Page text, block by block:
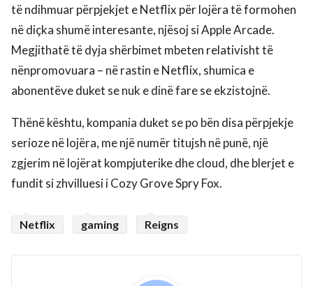
të ndihmuar përpjekjet e Netflix për lojëra të formohen
në diçka shumë interesante, njësoj si Apple Arcade.
Megjithatë të dyja shërbimet mbeten relativisht të
nënpromovuara – në rastin e Netflix, shumica e
abonentëve duket se nuk e dinë fare se ekzistojnë.
Thënë kështu, kompania duket se po bën disa përpjekje
serioze në lojëra, me një numër titujsh në punë, një
zgjerim në lojërat kompjuterike dhe cloud, dhe blerjet e
fundit si zhvilluesi i Cozy Grove Spry Fox.
Netflix gaming Reigns